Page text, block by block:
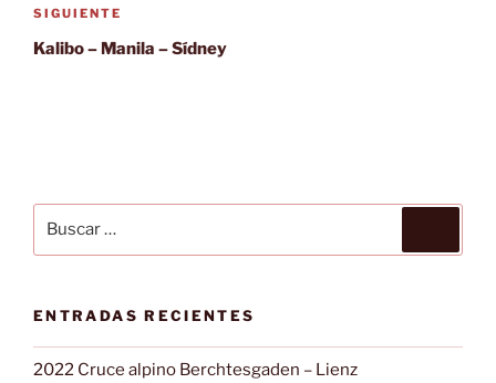
Siguiente
entrada
SIGUIENTE
Kalibo – Manila – Sídney
por:
ENTRADAS RECIENTES
2022 Cruce alpino Berchtesgaden – Lienz